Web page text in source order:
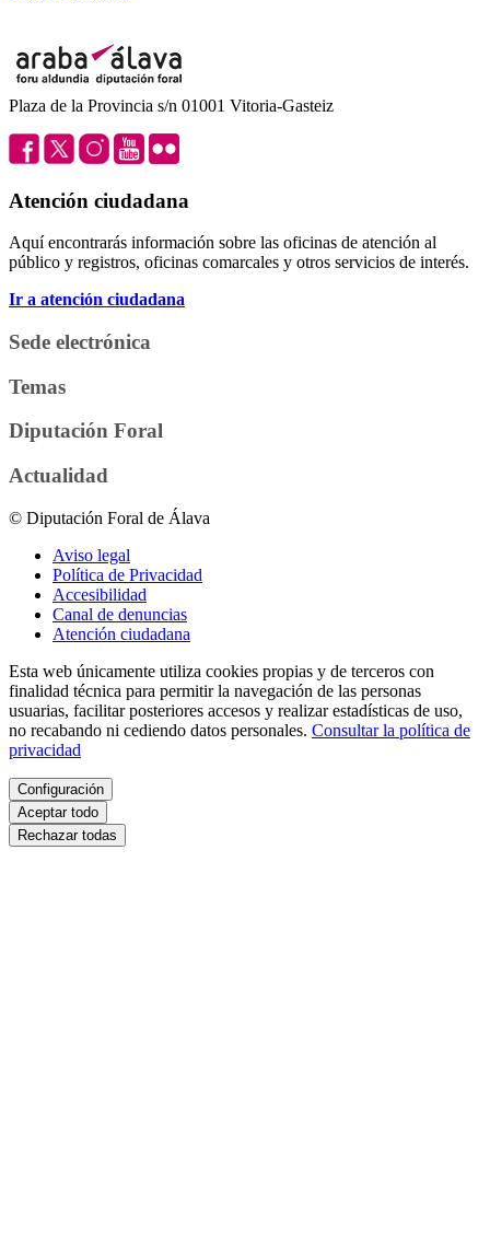
Plaza de la Provincia s/n 01001 Vitoria-Gasteiz
Atención ciudadana
Aquí encontrarás información sobre las oficinas de atención al
público y registros, oficinas comarcales y otros servicios de interés.
Ir a atención ciudadana
Sede electrónica
Temas
Diputación Foral
Actualidad
© Diputación Foral de Álava
Aviso legal
Política de Privacidad
Accesibilidad
Canal de denuncias
Atención ciudadana
Esta web únicamente utiliza cookies propias y de terceros con
finalidad técnica para permitir la navegación de las personas
usuarias, facilitar posteriores accesos y realizar estadísticas de uso,
no recabando ni cediendo datos personales. Consultar la política de
privacidad
Configuración
Aceptar todo
Rechazar todas